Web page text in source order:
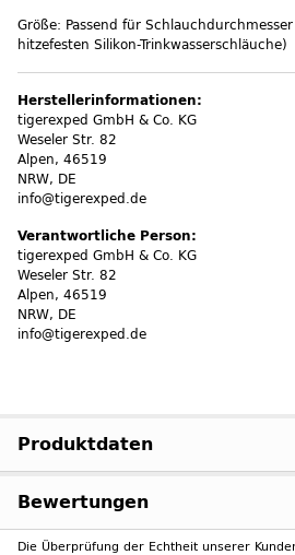
Größe: Passend für
hitzefesten Silikon-Trinkwasserschläuche)
Herstellerinformationen:
tigerexped GmbH & Co. KG
Weseler Str. 82
Alpen, 46519
NRW, DE
info@tigerexped.de
Verantwortliche Person:
tigerexped GmbH & Co. KG
Weseler Str. 82
Alpen, 46519
NRW, DE
info@tigerexped.de
Produktdaten
Bewertungen
Die Überprüfung der Echtheit unserer